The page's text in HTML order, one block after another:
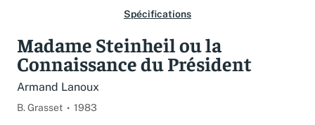
Spécifications
Madame Steinheil ou la
Connaissance du Président
Armand Lanoux
B. Grasset 1983